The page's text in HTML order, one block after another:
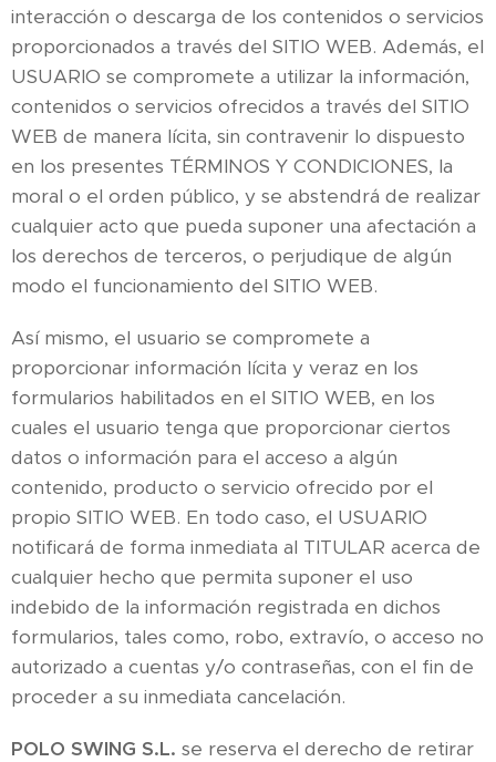
interacción o descarga de los contenidos o servicios
proporcionados a través del SITIO WEB. Además, el
USUARIO se compromete a utilizar la información,
contenidos o servicios ofrecidos a través del SITIO
WEB de manera lícita, sin contravenir lo dispuesto
en los presentes TÉRMINOS Y CONDICIONES, la
moral o el orden público, y se abstendrá de realizar
cualquier acto que pueda suponer una afectación a
los derechos de terceros, o perjudique de algún
modo el funcionamiento del SITIO WEB.
Así mismo, el usuario se compromete a
proporcionar información lícita y veraz en los
formularios habilitados en el SITIO WEB, en los
cuales el usuario tenga que proporcionar ciertos
datos o información para el acceso a algún
contenido, producto o servicio ofrecido por el
propio SITIO WEB. En todo caso, el USUARIO
notificará de forma inmediata al TITULAR acerca de
cualquier hecho que permita suponer el uso
indebido de la información registrada en dichos
formularios, tales como, robo, extravío, o acceso no
autorizado a cuentas y/o contraseñas, con el fin de
proceder a su inmediata cancelación.
POLO SWING S.L. se reserva el derecho de retirar